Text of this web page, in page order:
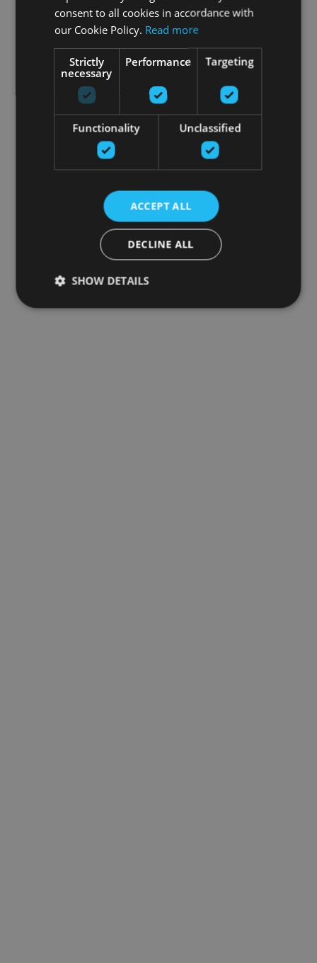
consent to all cookies in accordance with
our Cookie Policy. Read more
Strictly
necessary
Performance Targeting
Functionality Unclassified
ACCEPT ALL
DECLINE ALL
SHOW DETAILS